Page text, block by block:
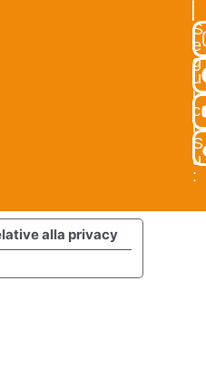
S
e
g
u
i
c
i
S
u
:
alla privacy